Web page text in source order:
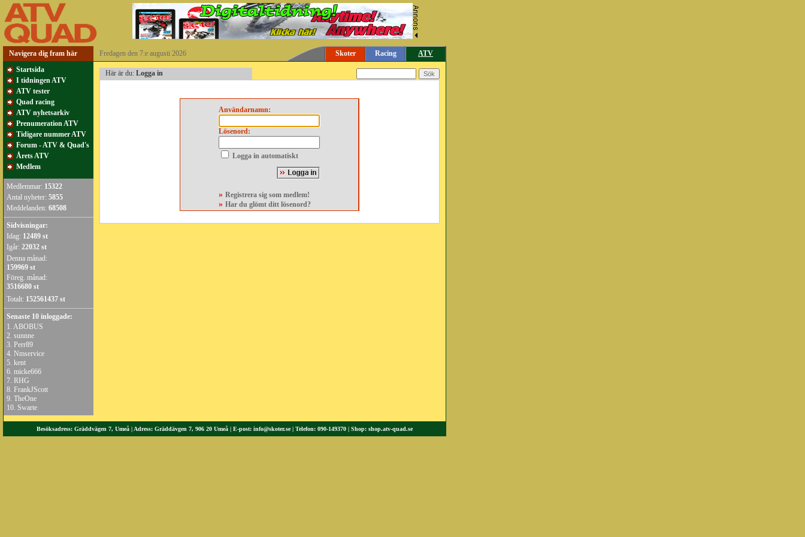
Navigera dig fram här Fredagen den 7:e augusti 2026 Skoter Racing
ATV
Startsida
I tidningen ATV
ATV tester
Quad racing
ATV nyhetsarkiv
Prenumeration ATV
Tidigare nummer ATV
Forum - ATV & Quad's
Årets ATV
Medlem
Medlemmar: 15322
Antal nyheter: 5855
Meddelanden: 68508
Sidvisningar:
Idag: 12489 st
Igår: 22032 st
Denna månad:
159969 st
Föreg. månad:
3516680 st
Totalt: 152561437 st
Senaste 10 inloggade:
1. ABOBUS
2. sunnne
3. Perr89
4. Nmservice
5. kent
6. micke666
7. RHG
8. FrankJScott
9. TheOne
10. Swarte
Här är du: Logga in
Användarnamn:
Lösenord:
Logga in automatiskt
» Registrera sig som medlem!
» Har du glömt ditt lösenord?
Besöksadress: Gräddvägen 7, Umeå | Adress: Gräddävgen 7, 906 20 Umeå | E-post: info@skoter.se| Telefon: 090-149370 | Shop: shop.atv-quad.se